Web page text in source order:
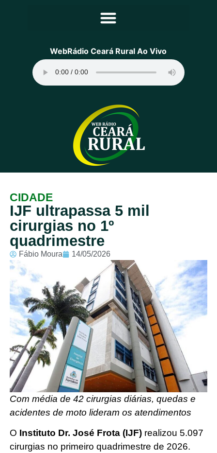
Principal
Programação
Equipe
Contato
Sobre
WebRádio Ceará Rural Ao Vivo
CIDADE
IJF ultrapassa 5 mil
cirurgias no 1º
quadrimestre
Fábio Moura 14/05/2026
Com média de 42 cirurgias diárias, quedas e
acidentes de moto lideram os atendimentos
O Instituto Dr. José Frota (IJF) realizou 5.097
cirurgias no primeiro quadrimestre de 2026.